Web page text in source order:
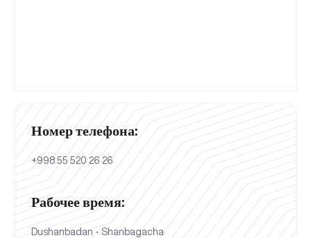
Номер телефона:
+998 55 520 26 26
Рабочее время:
Dushanbadan - Shanbagacha